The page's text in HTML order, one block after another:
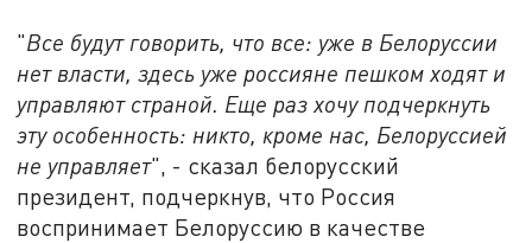
"Все будут говорить, что все: уже в Белоруссии
нет власти, здесь уже россияне пешком ходят и
управляют страной. Еще раз хочу подчеркнуть
эту особенность: никто, кроме нас, Белоруссией
не управляет", - сказал белорусский
президент, подчеркнув, что Россия
воспринимает Белоруссию в качестве